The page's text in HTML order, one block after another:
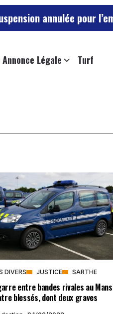
annulée pour
Légale Turf
DIVERS JUSTICE SARTHE
entre bandes rivales au Mans
blessés, dont deux graves